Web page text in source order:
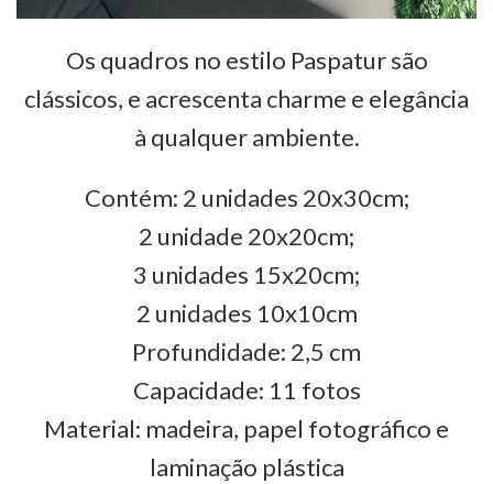
Os quadros no estilo Paspatur são
clássicos, e acrescenta charme e elegância
à qualquer ambiente.
Contém: 2 unidades 20x30cm;
2 unidade 20x20cm;
3 unidades 15x20cm;
2 unidades 10x10cm
Profundidade: 2,5 cm
Capacidade: 11 fotos
Material: madeira, papel fotográfico e
laminação plástica